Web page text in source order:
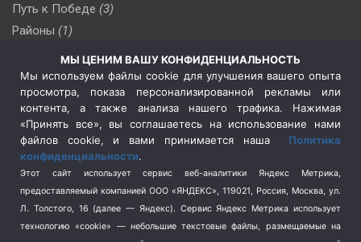
Путь к Победе (3)
Районы (1)
(510)
Сельское хозяйство (3)
Социальная политика
(3)
Спецоперация в Украине
Спецоперация на Украине
(404)
Спорт (740)
Терроризм (1)
Транспорт (262)
МЫ ЦЕНИМ ВАШУ КОНФИДЕНЦИАЛЬНОСТЬ
Мы используем файлы cookie для улучшения вашего опыта
просмотра, показа персонализированной рекламы или
контента, а также анализа нашего трафика. Нажимая
«Принять все», вы соглашаетесь на использование нами
файлов cookie, и вами принимается наша Политика
конфиденциальности.
Этот сайт использует сервис веб-аналитики Яндекс Метрика,
предоставляемый компанией ООО «ЯНДЕКС», 119021, Россия, Москва, ул.
Л. Толстого, 16 (далее — Яндекс). Сервис Яндекс Метрика использует
технологию «cookie» — небольшие текстовые файлы, размещаемые на